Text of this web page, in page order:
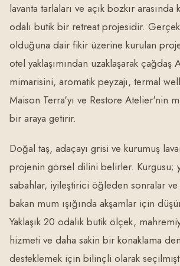
lavanta tarlaları ve açık bozkır
odalı butik bir retreat projesidir.
olduğuna dair fikir üzerine kurulan
otel yaklaşımından uzaklaşarak çağdaş
mimarisini, aromatik peyzajı, termal
Maison Terra'yı ve Restore Atelier'nin
bir araya getirir.
Doğal taş, adaçayı grisi ve kurumuş
projenin görsel dilini belirler. Kurgusu;
sabahlar, iyileştirici öğleden sonralar ve
bakan mum ışığında akşamlar için
Yaklaşık 20 odalık butik ölçek,
hizmeti ve daha sakin bir konaklama
desteklemek için bilinçli olarak